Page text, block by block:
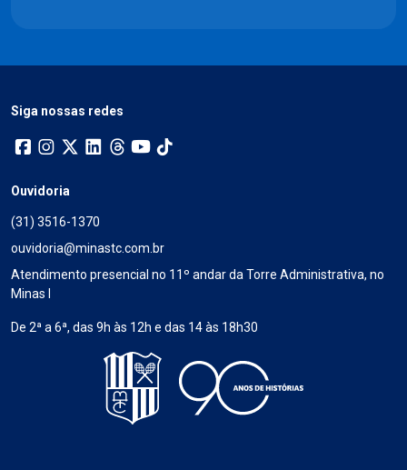
Siga nossas redes
Ouvidoria
(31) 3516-1370
ouvidoria@minastc.com.br
Atendimento presencial no 11º andar da Torre Administrativa, no
Minas I
De 2ª a 6ª, das 9h às 12h e das 14 às 18h30